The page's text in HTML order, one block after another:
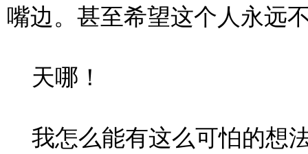
嘴边。甚至希望这个人永远
天哪！
我怎么能有这么可怕的想